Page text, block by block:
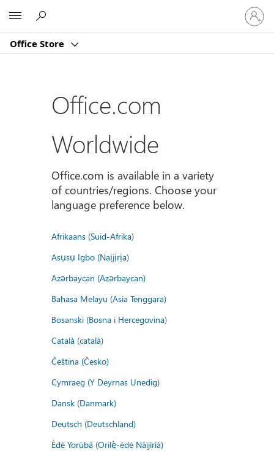
Office Store
Sign
in
to
account
Office.com
Worldwide
Office.com is available in a variety
of countries/regions. Choose your
language preference below.
Afrikaans (Suid-Afrika)
Asụsụ Igbo (Naịjịrịa)
Azərbaycan (Azərbaycan)
Bahasa Melayu (Asia Tenggara)
Bosanski (Bosna i Hercegovina)
Català (català)
Čeština (Česko)
Cymraeg (Y Deyrnas Unedig)
Dansk (Danmark)
Deutsch (Deutschland)
Èdè Yorùbá (Orilẹ̀-èdè Nàìjíríà)